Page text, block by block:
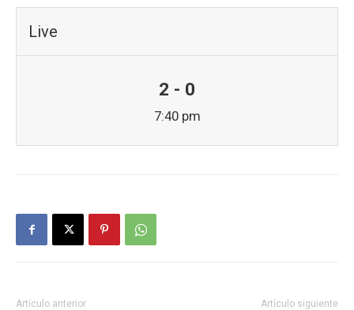
Live
2 - 0
7:40 pm
Artículo anterior Artículo siguiente